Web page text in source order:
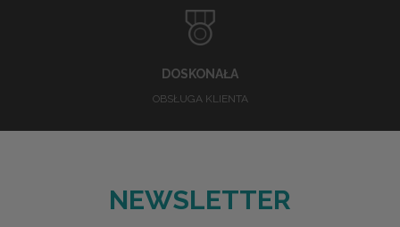
DOSKONAŁA
OBSŁUGA KLIENTA
NEWSLETTER